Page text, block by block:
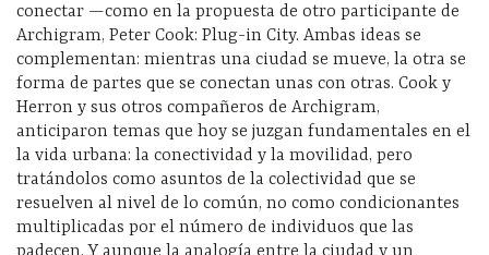
conectar —como en la propuesta de otro participante de
Archigram, Peter Cook: Plug-in City. Ambas ideas se
complementan: mientras una ciudad se mueve, la otra se
forma de partes que se conectan unas con otras. Cook y
Herron y sus otros compañeros de Archigram,
anticiparon temas que hoy se juzgan fundamentales en el
la vida urbana: la conectividad y la movilidad, pero
tratándolos como asuntos de la colectividad que se
resuelven al nivel de lo común, no como condicionantes
multiplicadas por el número de individuos que las